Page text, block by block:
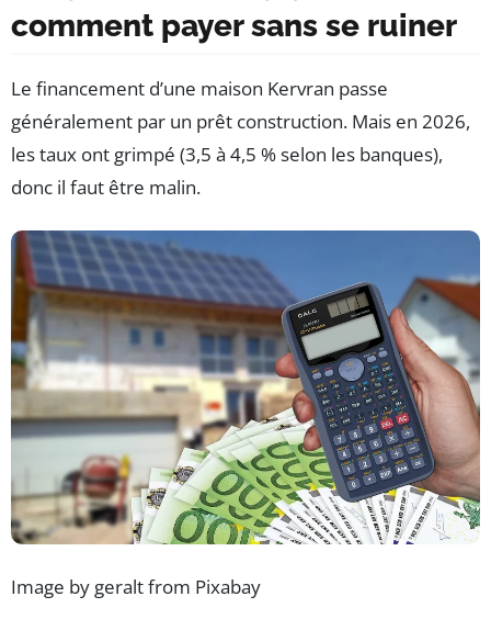
comment payer sans se ruiner
Le financement d’une maison Kervran passe
généralement par un prêt construction. Mais en 2026,
les taux ont grimpé (3,5 à 4,5 % selon les banques),
donc il faut être malin.
Image by geralt from Pixabay